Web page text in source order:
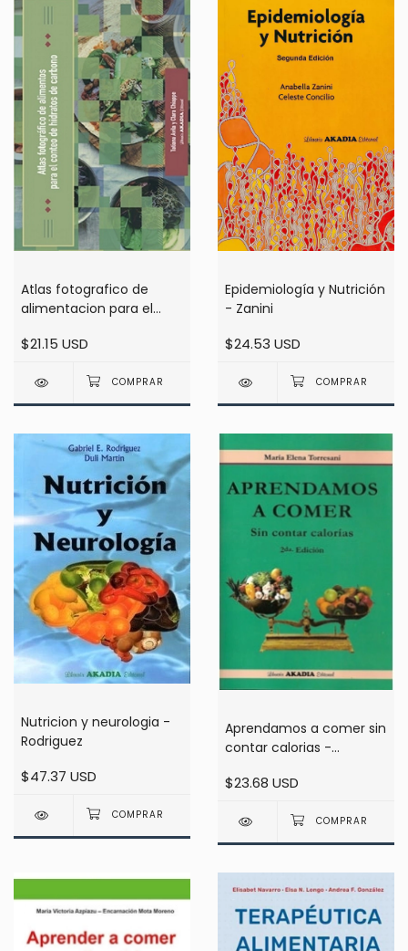
Atlas fotografico de
alimentacion para el
carbono - Avila
$21.15 USD
Epidemiología y Nutrición
- Zanini
$24.53 USD
Nutricion y neurologia -
Rodriguez
$47.37 USD
Aprendamos a comer sin
contar calorias -
$23.68 USD